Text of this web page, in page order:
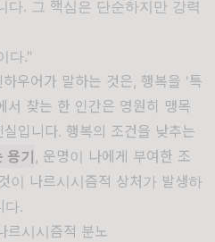
다. 그 핵심은 단순하지만 강력
다."
우어가 말하는 것은, 행복을 '특
서 찾는 한 인간은 영원히 맹목
입니다. 행복의 조건을 낮추는
기 , 운명이 나에게 부여한 조
이 나르시시즘적 상처가 발생하
다.
르시시즘적 분노